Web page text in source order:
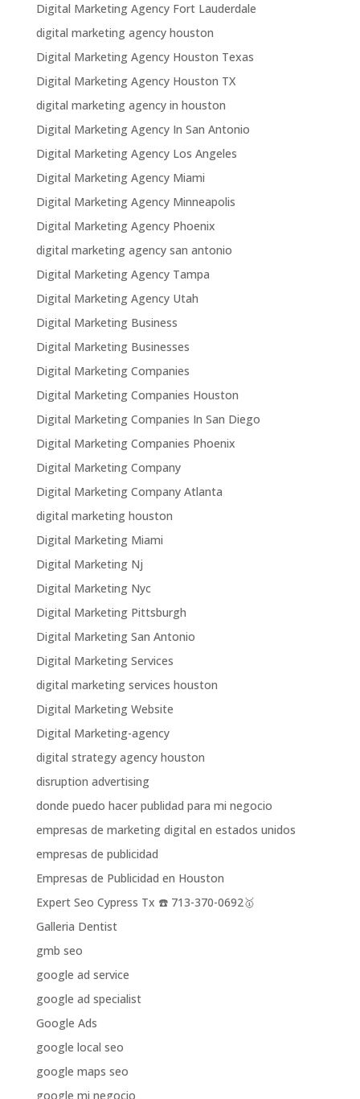
Digital Marketing Agency Fort Lauderdale
digital marketing agency houston
Digital Marketing Agency Houston Texas
Digital Marketing Agency Houston TX
digital marketing agency in houston
Digital Marketing Agency In San Antonio
Digital Marketing Agency Los Angeles
Digital Marketing Agency Miami
Digital Marketing Agency Minneapolis
Digital Marketing Agency Phoenix
digital marketing agency san antonio
Digital Marketing Agency Tampa
Digital Marketing Agency Utah
Digital Marketing Business
Digital Marketing Businesses
Digital Marketing Companies
Digital Marketing Companies Houston
Digital Marketing Companies In San Diego
Digital Marketing Companies Phoenix
Digital Marketing Company
Digital Marketing Company Atlanta
digital marketing houston
Digital Marketing Miami
Digital Marketing Nj
Digital Marketing Nyc
Digital Marketing Pittsburgh
Digital Marketing San Antonio
Digital Marketing Services
digital marketing services houston
Digital Marketing Website
Digital Marketing-agency
digital strategy agency houston
disruption advertising
donde puedo hacer publidad para mi negocio
empresas de marketing digital en estados unidos
empresas de publicidad
Empresas de Publicidad en Houston
Expert Seo Cypress Tx ☎️ 713-370-0692🥇
Galleria Dentist
gmb seo
google ad service
google ad specialist
Google Ads
google local seo
google maps seo
google mi negocio